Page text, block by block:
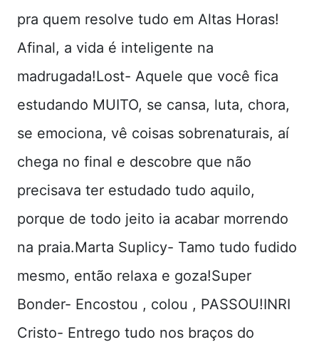
pra quem resolve tudo em Altas Horas!
Afinal, a vida é inteligente na
madrugada!Lost- Aquele que você fica
estudando MUITO, se cansa, luta, chora,
se emociona, vê coisas sobrenaturais, aí
chega no final e descobre que não
precisava ter estudado tudo aquilo,
porque de todo jeito ia acabar morrendo
na praia.Marta Suplicy- Tamo tudo fudido
mesmo, então relaxa e goza!Super
Bonder- Encostou , colou , PASSOU!INRI
Cristo- Entrego tudo nos braços do